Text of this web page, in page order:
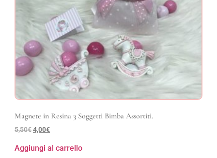
Magnete in Resina 3 Soggetti Bimba Assortiti.
5,50€4,00€
Aggiungi al carrello